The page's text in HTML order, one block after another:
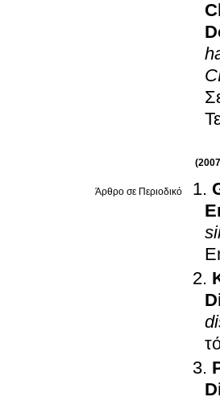
Άρθρο σε Περιοδικό